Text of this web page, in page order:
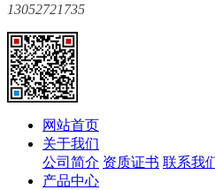
13052721735
网站首页
关于我们
公司简介 资质证书 联系我
产品中心